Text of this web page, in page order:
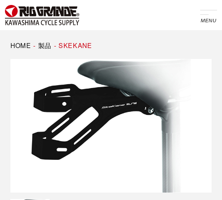
MENU
HOME - 製品 -SKEKANE